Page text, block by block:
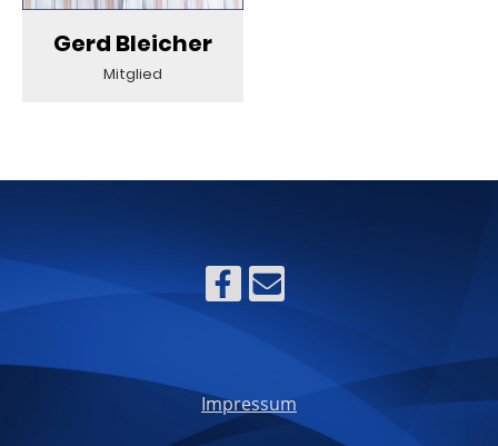
Gerd Bleicher
Mitglied
Impressum